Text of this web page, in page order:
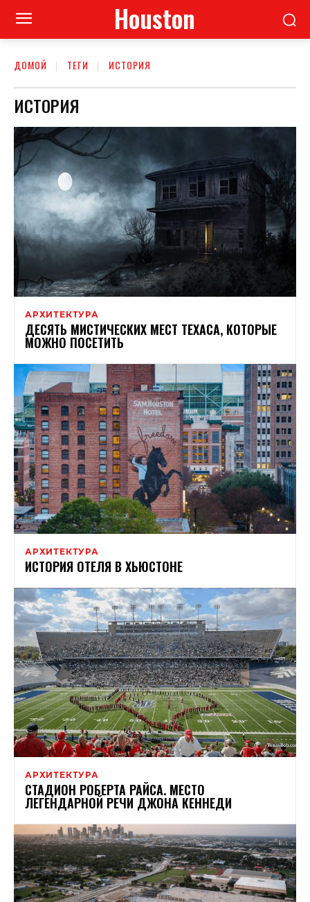
Houston
ДОМОЙ ТЕГИ ИСТОРИЯ
ИСТОРИЯ
АРХИТЕКТУРА
ДЕСЯТЬ МИСТИЧЕСКИХ МЕСТ ТЕХАСА, КОТОРЫЕ
МОЖНО ПОСЕТИТЬ
АРХИТЕКТУРА
ИСТОРИЯ ОТЕЛЯ В ХЬЮСТОНЕ
АРХИТЕКТУРА
СТАДИОН РОБЕРТА РАЙСА. МЕСТО
ЛЕГЕНДАРНОЙ РЕЧИ ДЖОНА КЕННЕДИ